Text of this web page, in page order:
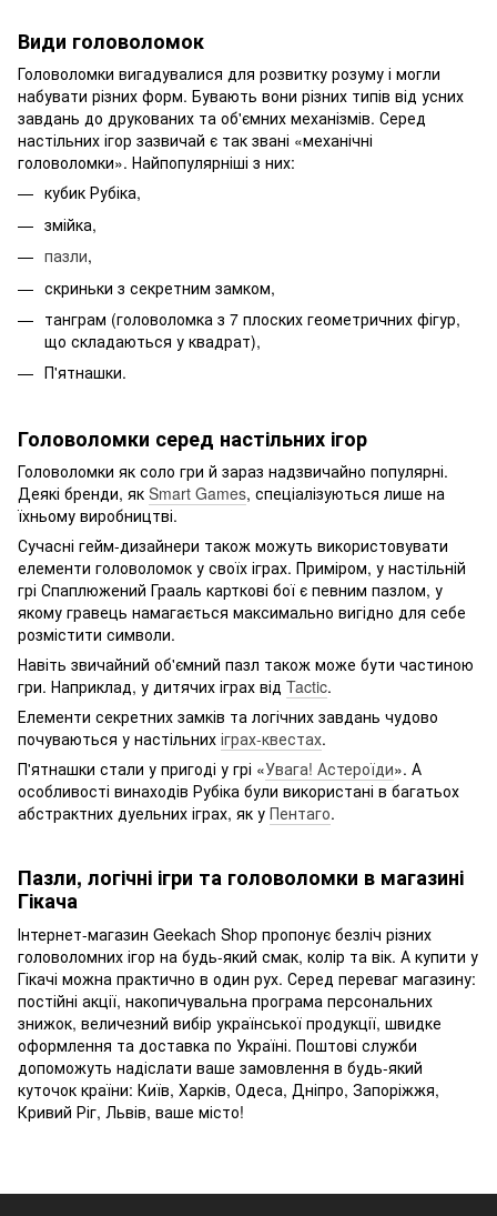
Види головоломок
Головоломки вигадувалися для розвитку розуму і могли
набувати різних форм. Бувають вони різних типів від усних
завдань до друкованих та об'ємних механізмів. Серед
настільних ігор зазвичай є так звані «механічні
головоломки». Найпопулярніші з них:
кубик Рубіка,
змійка,
пазли,
скриньки з секретним замком,
танграм (головоломка з 7 плоских геометричних фігур,
що складаються у квадрат),
П'ятнашки.
Головоломки серед настільних ігор
Головоломки як соло гри й зараз надзвичайно популярні.
Деякі бренди, як Smart Games, спеціалізуються лише на
їхньому виробництві.
Сучасні гейм-дизайнери також можуть використовувати
елементи головоломок у своїх іграх. Приміром, у настільній
грі Спаплюжений Грааль карткові бої є певним пазлом, у
якому гравець намагається максимально вигідно для себе
розмістити символи.
Навіть звичайний об'ємний пазл також може бути частиною
гри. Наприклад, у дитячих іграх від Tactic.
Елементи секретних замків та логічних завдань чудово
почуваються у настільних іграх-квестах.
П'ятнашки стали у пригоді у грі «Увага! Астероїди». А
особливості винаходів Рубіка були використані в багатьох
абстрактних дуельних іграх, як у Пентаго.
Пазли, логічні ігри та головоломки в магазині
Гікача
Інтернет-магазин Geekach Shop пропонує безліч різних
головоломних ігор на будь-який смак, колір та вік. А купити у
Гікачі можна практично в один рух. Серед переваг магазину:
постійні акції, накопичувальна програма персональних
знижок, величезний вибір української продукції, швидке
оформлення та доставка по Україні. Поштові служби
допоможуть надіслати ваше замовлення в будь-який
куточок країни: Київ, Харків, Одеса, Дніпро, Запоріжжя,
Кривий Ріг, Львів, ваше місто!